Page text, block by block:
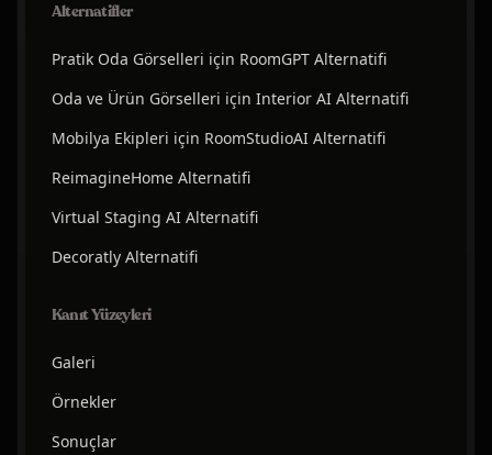
Alternatifler
Pratik Oda Görselleri için RoomGPT Alternatifi
Oda ve Ürün Görselleri için Interior AI Alternatifi
Mobilya Ekipleri için RoomStudioAI Alternatifi
ReimagineHome Alternatifi
Virtual Staging AI Alternatifi
Decoratly Alternatifi
Kanıt Yüzeyleri
Galeri
Örnekler
Sonuçlar